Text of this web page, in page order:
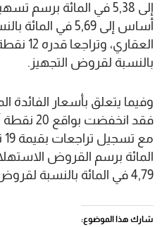
أساس إلى 5,69 في
بالنسبة لقروض التجهيز.
وفيما يتعلق بأسعار
4,79 في المائة بالنسبة لقروض السكن.
شارك هذا الموضوع: